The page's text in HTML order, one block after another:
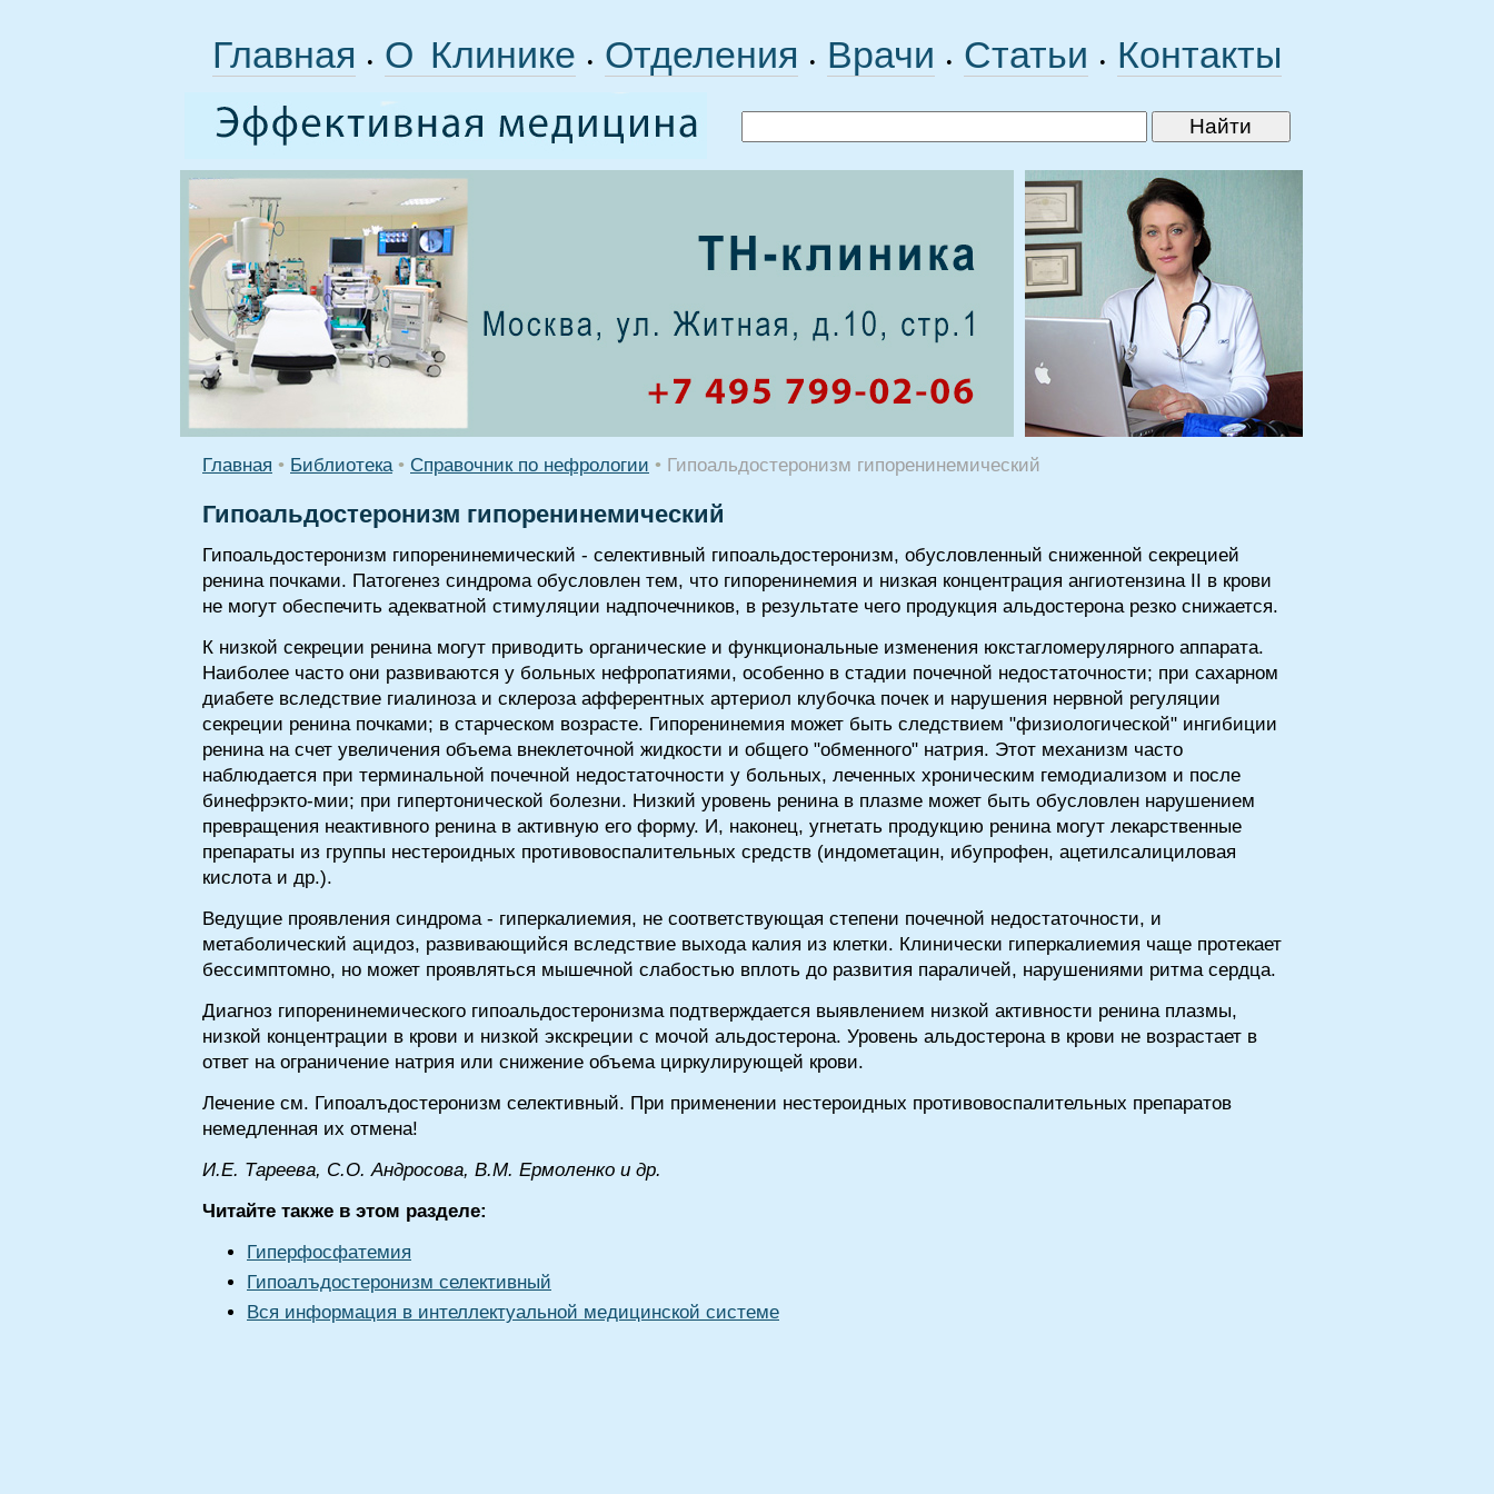
Главная • О Клинике • Отделения • Врачи • Статьи • Контакты
Главная • Библиотека • Справочник по нефрологии • Гипоальдостеронизм гипоренинемический
Гипоальдостеронизм гипоренинемический
Гипоальдостеронизм гипоренинемический - селективный гипоальдостеронизм, обусловленный сниженной секрецией
ренина почками. Патогенез синдрома обусловлен тем, что гипоренинемия и низкая концентрация ангиотензина II в крови
не могут обеспечить адекватной стимуляции надпочечников, в результате чего продукция альдостерона резко снижается.
К низкой секреции ренина могут приводить органические и функциональные изменения юкстагломерулярного аппарата.
Наиболее часто они развиваются у больных нефропатиями, особенно в стадии почечной недостаточности; при сахарном
диабете вследствие гиалиноза и склероза афферентных артериол клубочка почек и нарушения нервной регуляции
секреции ренина почками; в старческом возрасте. Гипоренинемия может быть следствием "физиологической" ингибиции
ренина на счет увеличения объема внеклеточной жидкости и общего "обменного" натрия. Этот механизм часто
наблюдается при терминальной почечной недостаточности у больных, леченных хроническим гемодиализом и после
бинефрэкто-мии; при гипертонической болезни. Низкий уровень ренина в плазме может быть обусловлен нарушением
превращения неактивного ренина в активную его форму. И, наконец, угнетать продукцию ренина могут лекарственные
препараты из группы нестероидных противовоспалительных средств (индометацин, ибупрофен, ацетилсалициловая
кислота и др.).
Ведущие проявления синдрома - гиперкалиемия, не соответствующая степени почечной недостаточности, и
метаболический ацидоз, развивающийся вследствие выхода калия из клетки. Клинически гиперкалиемия чаще протекает
бессимптомно, но может проявляться мышечной слабостью вплоть до развития параличей, нарушениями ритма сердца.
Диагноз гипоренинемического гипоальдостеронизма подтверждается выявлением низкой активности ренина плазмы,
низкой концентрации в крови и низкой экскреции с мочой альдостерона. Уровень альдостерона в крови не возрастает в
ответ на ограничение натрия или снижение объема циркулирующей крови.
Лечение см. Гипоалъдостеронизм селективный. При применении нестероидных противовоспалительных препаратов
немедленная их отмена!
И.E. Тapeева, C.О. Aндрocoва, B.М. Epмoлeнкo и др.
Читайте также в этом разделе:
Гиперфосфатемия
Гипоалъдостеронизм селективный
Вся информация в интеллектуальной медицинской системе